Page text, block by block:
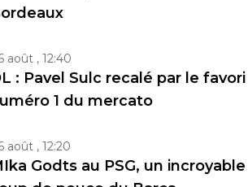
août , 12:40
: Pavel Sulc recalé par le favori
1 du mercato
août , 12:20
Godts au PSG, un incroyable